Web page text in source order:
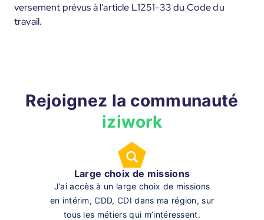
versement prévus à l'article L1251-33 du Code du
travail.
Rejoignez la communauté
iziwork
Large choix de missions
J’ai accès à un large choix de missions
en intérim, CDD, CDI dans ma région, sur
tous les métiers qui m’intéressent.